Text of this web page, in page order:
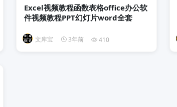
Excel视频教程函数表格office办公软
件视频教程PPT幻灯片word全套
文库宝 3年前 410